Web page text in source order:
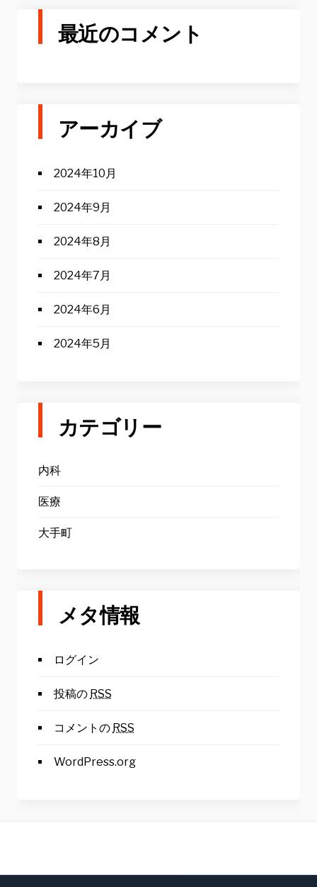
最近のコメント
アーカイブ
2024年10月
2024年9月
2024年8月
2024年7月
2024年6月
2024年5月
カテゴリー
内科
医療
大手町
メタ情報
ログイン
投稿の RSS
コメントの RSS
WordPress.org